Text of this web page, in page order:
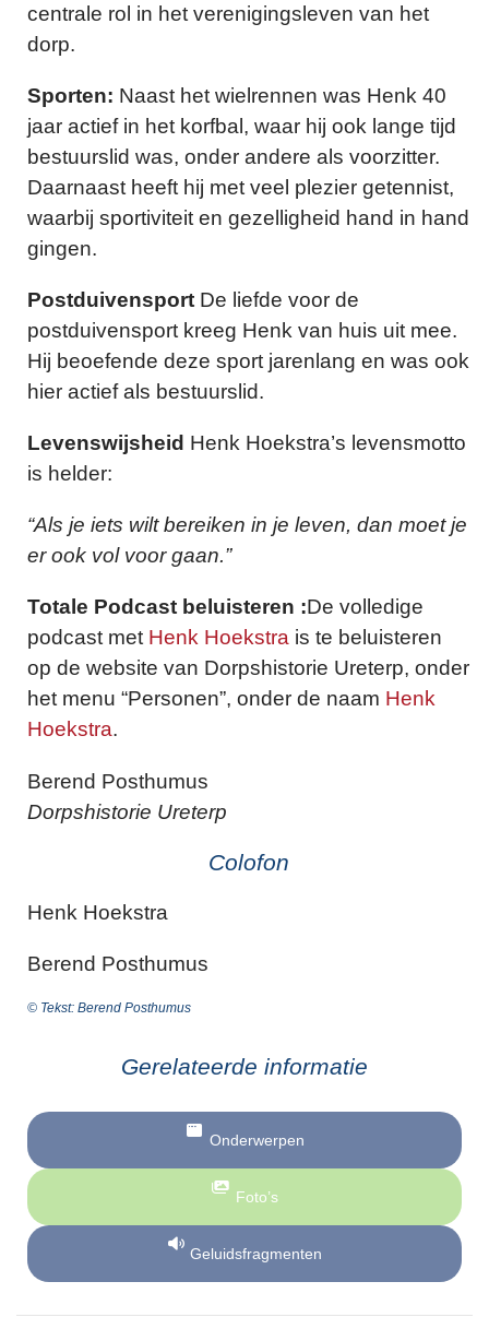
centrale rol in het verenigingsleven van het
dorp.
Sporten: Naast het wielrennen was Henk 40
jaar actief in het korfbal, waar hij ook lange tijd
bestuurslid was, onder andere als voorzitter.
Daarnaast heeft hij met veel plezier getennist,
waarbij sportiviteit en gezelligheid hand in hand
gingen.
Postduivensport De liefde voor de
postduivensport kreeg Henk van huis uit mee.
Hij beoefende deze sport jarenlang en was ook
hier actief als bestuurslid.
Levenswijsheid Henk Hoekstra’s levensmotto
is helder:
“Als je iets wilt bereiken in je leven, dan moet je
er ook vol voor gaan.”
Totale Podcast beluisteren :De volledige
podcast met Henk Hoekstra is te beluisteren
op de website van Dorpshistorie Ureterp, onder
het menu “Personen”, onder de naam Henk
Hoekstra.
Berend Posthumus
Dorpshistorie Ureterp
Colofon
Henk Hoekstra
Berend Posthumus
© Tekst: Berend Posthumus
Gerelateerde informatie
Onderwerpen
Foto’s
Geluidsfragmenten